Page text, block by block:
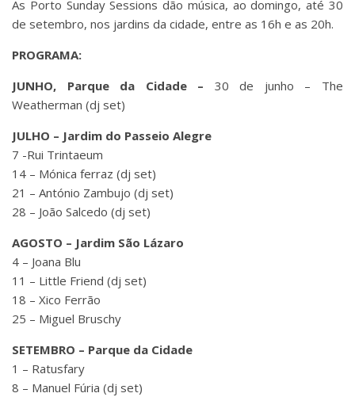
As Porto Sunday Sessions dão música, ao domingo, até 30
de setembro, nos jardins da cidade, entre as 16h e as 20h.
PROGRAMA:
JUNHO, Parque da Cidade – 30 de junho – The
Weatherman (dj set)
JULHO – Jardim do Passeio Alegre
7 -Rui Trintaeum
14 – Mónica ferraz (dj set)
21 – António Zambujo (dj set)
28 – João Salcedo (dj set)
AGOSTO – Jardim São Lázaro
4 – Joana Blu
11 – Little Friend (dj set)
18 – Xico Ferrão
25 – Miguel Bruschy
SETEMBRO – Parque da Cidade
1 – Ratusfary
8 – Manuel Fúria (dj set)